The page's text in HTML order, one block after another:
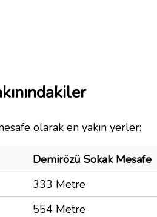
olarak en yakın yerler:
Demirözü Sokak Mesafe
333 Metre
554 Metre